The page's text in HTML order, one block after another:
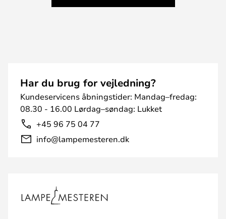
Har du brug for vejledning?
Kundeservicens åbningstider: Mandag–fredag:
08.30 - 16.00 Lørdag–søndag: Lukket
+45 96 75 04 77
info@lampemesteren.dk